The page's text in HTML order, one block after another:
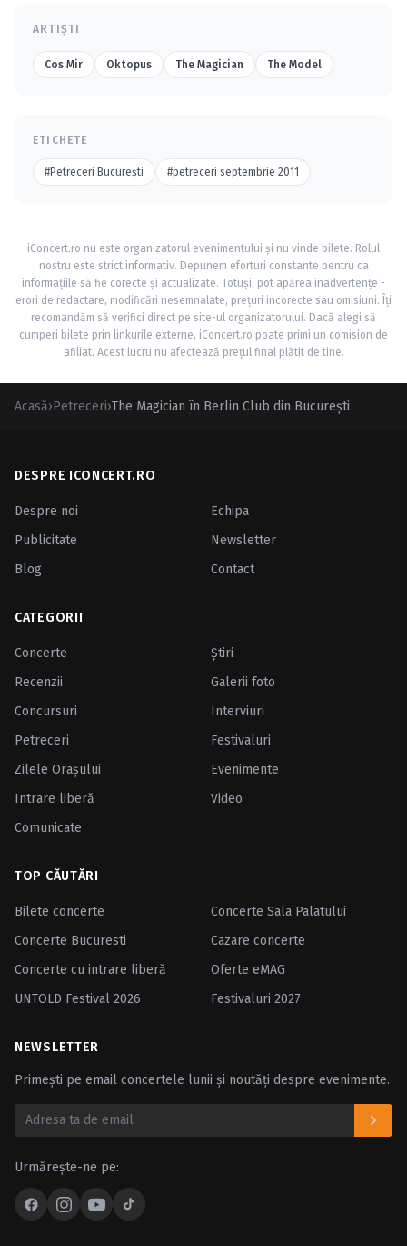
ARTIȘTI
Cos Mir Oktopus The Magician The Model
ETICHETE
#Petreceri Bucureşti #petreceri septembrie 2011
iConcert.ro nu este organizatorul evenimentului și nu vinde bilete. Rolul
nostru este strict informativ. Depunem eforturi constante pentru ca
informațiile să fie corecte și actualizate. Totuși, pot apărea inadvertențe -
erori de redactare, modificări nesemnalate, prețuri incorecte sau omisiuni. Îți
recomandăm să verifici direct pe site-ul organizatorului. Dacă alegi să
cumperi bilete prin linkurile externe, iConcert.ro poate primi un comision de
afiliat. Acest lucru nu afectează prețul final plătit de tine.
Acasă›Petreceri›The Magician în Berlin Club din Bucureşti
DESPRE ICONCERT.RO
Despre noi
Echipa
Publicitate
Newsletter
Blog
Contact
CATEGORII
Concerte
Ştiri
Recenzii
Galerii foto
Concursuri
Interviuri
Petreceri
Festivaluri
Zilele Oraşului
Evenimente
Intrare liberă
Video
Comunicate
TOP CĂUTĂRI
Bilete concerte
Concerte Sala Palatului
Concerte Bucuresti
Cazare concerte
Concerte cu intrare liberă
Oferte eMAG
UNTOLD Festival 2026
Festivaluri 2027
NEWSLETTER
Primești pe email concertele lunii și noutăți despre evenimente.
Urmărește-ne pe: